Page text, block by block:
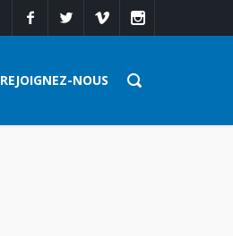
REJOIGNEZ-NOUS